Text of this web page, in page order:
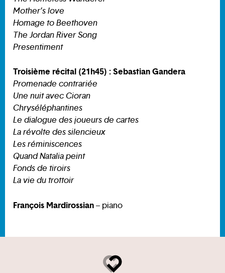
Mother’s love
Homage to Beethoven
The Jordan River Song
Presentiment
Troisième récital (21h45) : Sebastian Gandera
Promenade contrariée
Une nuit avec Cioran
Chryséléphantines
Le dialogue des joueurs de cartes
La révolte des silencieux
Les réminiscences
Quand Natalia peint
Fonds de tiroirs
La vie du trottoir
François Mardirossian– piano